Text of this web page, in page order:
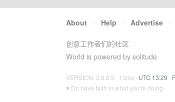
About · Help · Advertise ·
创意工作者们的社区
World is powered by solitude
VERSION: 3.9.8.5 · 13ms · UTC 13:29 ·
♥ Do have faith in what you're doing.